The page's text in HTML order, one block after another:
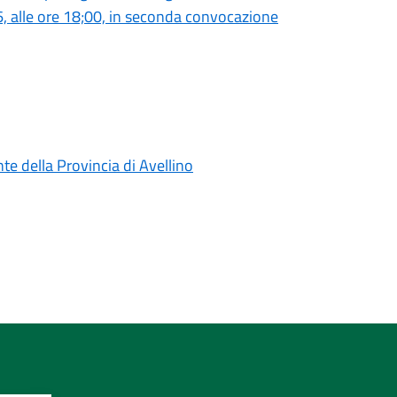
ore 18;00, in seconda convocazione
della Provincia di Avellino